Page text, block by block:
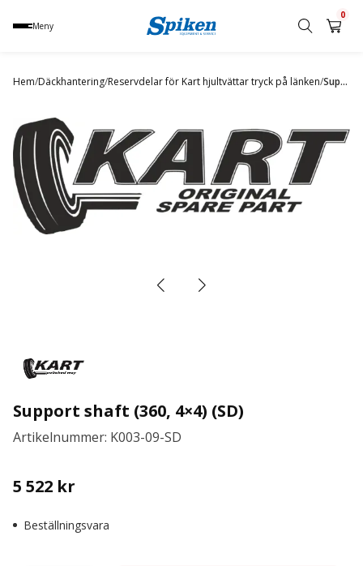
Meny
namn,
eller
varumärke
0
Hem/Däckhantering/Reservdelar för Kart hjultvättar tryck på länken/ Support shaft (360, 4×4) (SD)
Support shaft (360, 4×4) (SD)
Artikelnummer: K003-09-SD
5 522 kr
Beställningsvara